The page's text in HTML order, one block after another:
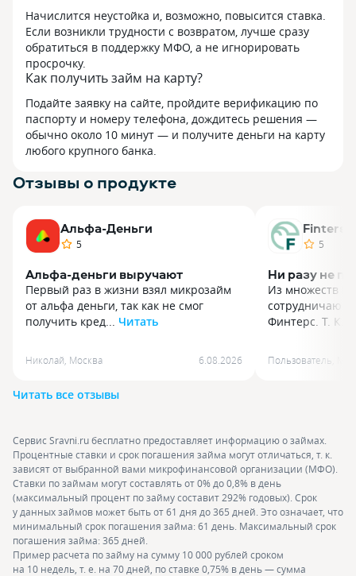
Начислится неустойка и, возможно, повысится ставка.
Если возникли трудности с возвратом, лучше сразу
обратиться в поддержку МФО, а не игнорировать
просрочку.
Как получить займ на карту?
Подайте заявку на сайте, пройдите верификацию по
паспорту и номеру телефона, дождитесь решения —
обычно около 10 минут — и получите деньги на карту
любого крупного банка.
Отзывы о продукте
Альфа-Деньги
5
Альфа-деньги выручают
Первый раз в жизни взял микрозайм
от альфа деньги, так как не смог
получить кред... Читать
от альфа деньги, так как не смог
получить кредитную карту от альфа
займ 14.500 Который был под 0% на 21
Второй займ одобрили на 19000
рублей, так же успешно его получил
под процент
Николай Москва 6.08.2026
Finters
5
Ни разу не
Из множеств
сотрудничаю
Финтерс. Т. К.
сотрудничаю
Финтерс. Т. К.
у других МФО.
входят в
выхожу на
Пользователь
Читать все отзывы
Сервис Sravni.ru бесплатно предоставляет информацию о займах.
Процентные ставки и срок погашения займа могут отличаться, т. к.
зависят от выбранной вами микрофинансовой организации (МФО).
Ставки по займам могут составлять от 0% до 0,8% в день
(максимальный процент по займу составит 292% годовых). Срок
у данных займов может быть от 61 дня до 365 дней. Это означает, что
минимальный срок погашения займа: 61 день. Максимальный срок
погашения займа: 365 дней.
Пример расчета по займу на сумму 10 000 рублей сроком
на 10 недель, т. е. на 70 дней, по ставке 0,75% в день — сумма